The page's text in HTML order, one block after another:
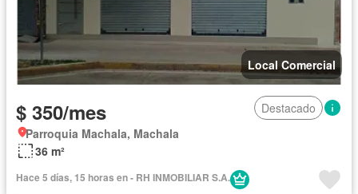
Local Comercial
$ 350/mes
Destacado
Parroquia Machala, Machala
36 m²
Hace 5 días, 15 horas en - RH INMOBILIAR S.A.